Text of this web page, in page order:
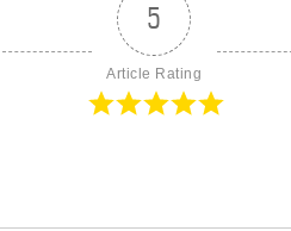
5
Article Rating